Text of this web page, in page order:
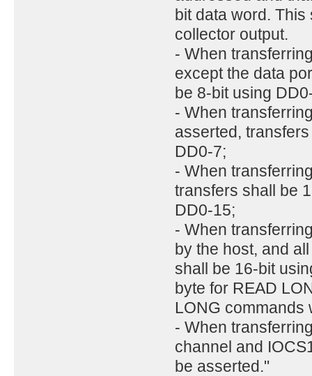
bit data word.
collector output.
- When
except the data
be 8-bit using
- When
asserted,
DD0-7;
- When
transfers shall be
DD0-15;
- When
by the host, and
shall be 16-bit
byte for READ
LONG commands
- When
channel and
be asserted."